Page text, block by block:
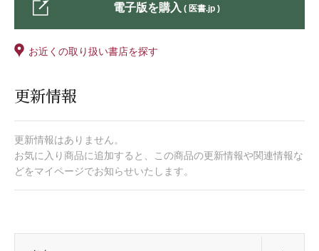
電子版を購入 ( 医書.jp )
お近くの取り扱い書店を探す
更新情報
更新情報はありません。
お気に入り商品に追加すると、この商品の更新情報や関連情報な
どをマイページでお知らせいたします。